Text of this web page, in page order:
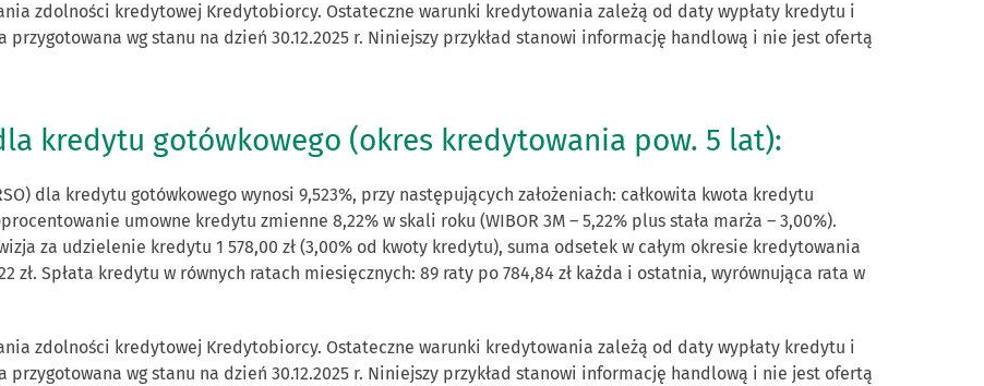
zdolności kredytowej Kredytobiorcy. Ostateczne warunki kredytowania zależą od daty wypłaty kredytu i
przygotowana wg stanu na dzień 30.12.2025 r. Niniejszy przykład stanowi informację handlową i nie jest ofertą
kredytu gotówkowego (okres kredytowania pow. 5 lat):
dla kredytu gotówkowego wynosi 9,523%, przy następujących założeniach: całkowita kwota kredytu
umowne kredytu zmienne 8,22% w skali roku (WIBOR 3M – 5,22% plus stała marża – 3,00%).
za udzielenie kredytu 1 578,00 zł (3,00% od kwoty kredytu), suma odsetek w całym okresie kredytowania
zł. Spłata kredytu w równych ratach miesięcznych: 89 raty po 784,84 zł każda i ostatnia, wyrównująca rata w
zdolności kredytowej Kredytobiorcy. Ostateczne warunki kredytowania zależą od daty wypłaty kredytu i
przygotowana wg stanu na dzień 30.12.2025 r. Niniejszy przykład stanowi informację handlową i nie jest ofertą